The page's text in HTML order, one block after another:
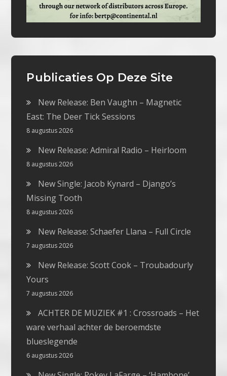
Publicaties Op Deze Site
New Release: Ben Vaughn – Magnetic
East: The Deer Tick Sessions
8 augustus 2026
New Release: Admiral Radio – Heirloom
8 augustus 2026
New Single: Jacob Kynard – Django’s
Missing Tooth
8 augustus 2026
New Release: Schaefer Llana – Full Circle
7 augustus 2026
New Release: Scott Cook – Troubadourly
Yours
7 augustus 2026
ACHTER DE MUZIEK #1 : Crossroads – Het
ware verhaal achter de beroemdste
blueslegende
6 augustus 2026